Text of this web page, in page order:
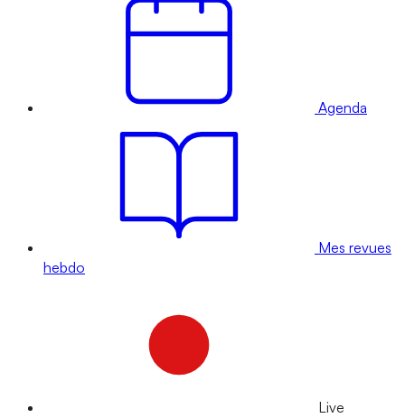
Agenda
Mes revues
hebdo
Live